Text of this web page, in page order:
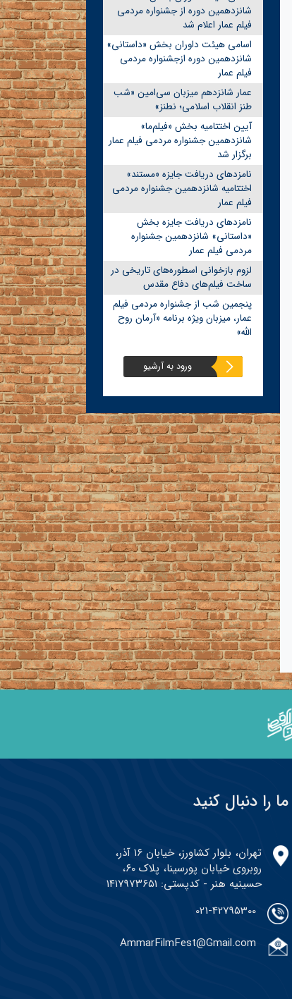
شانزدهمین دوره از جشنواره مردمی
فیلم عمار اعلام شد
اسامی هیئت داوران بخش «داستانی»
شانزدهمین دوره ازجشنواره مردمی
فیلم عمار
عمار شانزدهم میزبان سی‌امین «شب
طنز انقلاب اسلامی؛ نطنز»
آیین اختتامیه بخش «فیلم‌ما»
شانزدهمین جشنواره مردمی فیلم عمار
برگزار شد
نامزدهای دریافت جایزه «مستند»
اختتامیه شانزدهمین جشنواره مردمی
فیلم عمار
نامزدهای دریافت جایزه بخش
«داستانی» شانزدهمین جشنواره
مردمی فیلم عمار
لزوم بازخوانی اسطوره‌های تاریخی در
ساخت فیلم‌های دفاع مقدس
پنجمین شب از جشنواره مردمی فیلم
عمار، میزبان ویژه برنامه «آرمان روح
الله»
ورود به آرشیو
ما را دنبال کنید
تهران، بلوار کشاورز، خیابان ۱۶ آذر،
روبروی خیابان پورسینا، پلاک ۶۰،
حسینیه هنر - کدپستی: ۱۴۱۷۹۷۳۶۵۱
021-42795300
AmmarFilmFest@Gmail.com